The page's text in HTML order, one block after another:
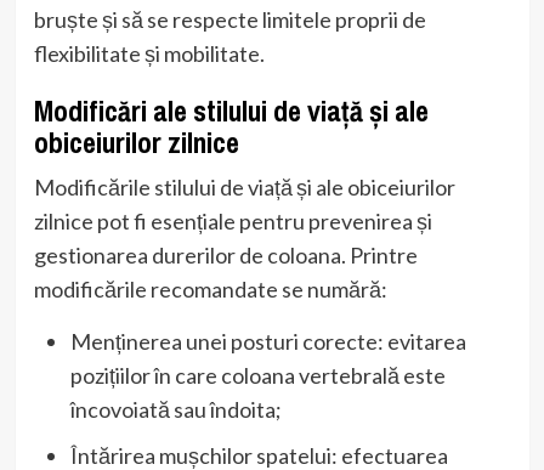
bruște și să se respecte limitele proprii de
flexibilitate și mobilitate.
Modificări ale stilului de viață și ale
obiceiurilor zilnice
Modificările stilului de viață și ale obiceiurilor
zilnice pot fi esențiale pentru prevenirea și
gestionarea durerilor de coloana. Printre
modificările recomandate se numără:
Menținerea unei posturi corecte: evitarea
pozițiilor în care coloana vertebrală este
încovoiată sau îndoita;
Întărirea mușchilor spatelui: efectuarea